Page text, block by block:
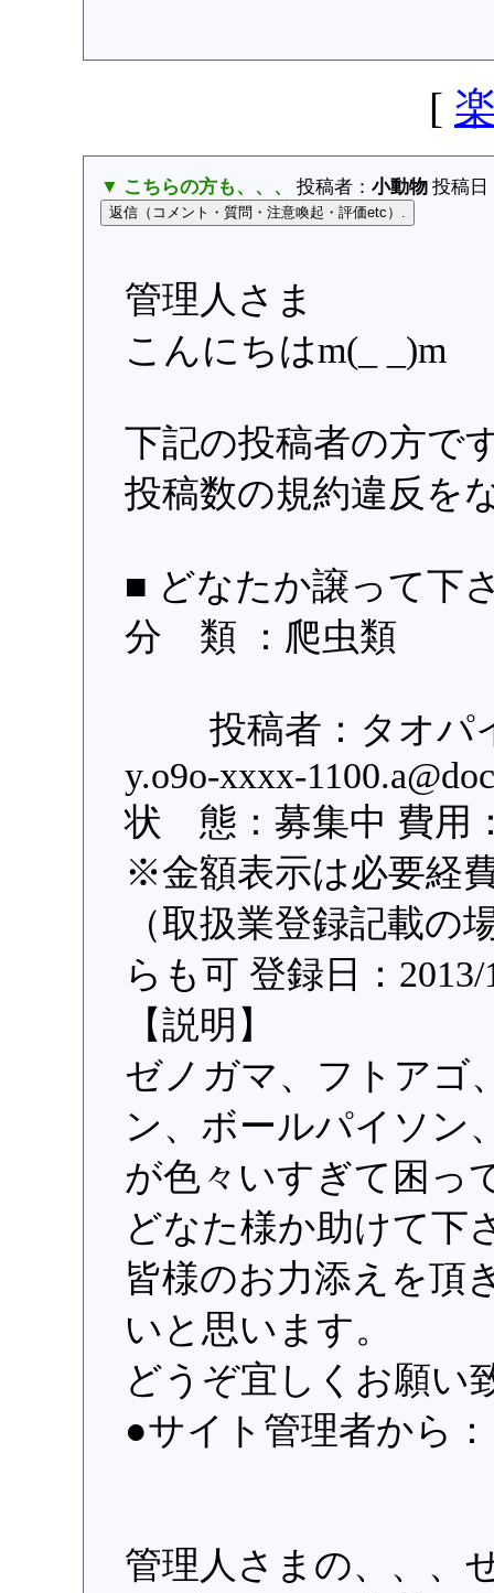
[
▼ こちらの方も、、、 投稿者： 小動物投稿日
管理人さま
こんにちはm(_ _)m
下記の投稿者の方で
投稿数の規約違反を
■ どなたか譲って下
分 類 ：爬虫類
投稿者：タオパイ
y.o9o-xxxx-
状 態：募集中 費用
※金額表示は必要経
（取扱業登録記載の
らも可 登録日：2013/
【説明】
ゼノガマ、フトアゴ
ン、ボールパイソン
が色々いすぎて困っ
どなた様か助けて下
皆様のお力添えを頂
いと思います。
どうぞ宜しくお願い
●サイト管理者か
管理人さまの、、、